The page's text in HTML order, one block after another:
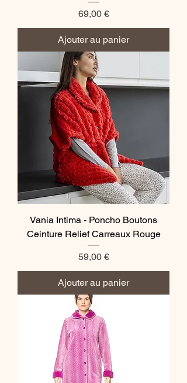
Prix
69,00 €
Ajouter au panier
Vania Intima - Poncho Boutons
Ceinture Relief Carreaux Rouge
Prix
59,00 €
Ajouter au panier